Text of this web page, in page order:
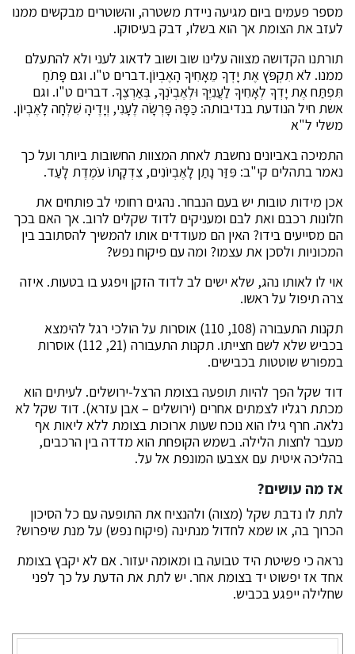
מספר פעמים ביום מגיעה ניידת משטרה, והשוטרים מבקשים ממנו
לעזב את הצומת אך הוא בשלו, דבק בעיסוקו.
תורתנו הקדושה מצווה עלינו שוב ושוב לדאוג לעני ולא להתעלם
ממנו. לֹא תִקְפֹּץ אֶת יָדְךָ מֵאָחִיךָ הָאֶבְיוֹן.דברים ט"ו. וגם פָּתֹחַ
תִּפְתַּח אֶת יָדְךָ לְאָחִיךָ לַעֲנִיֶּךָ וּלְאֶבְיֹנְךָ, בְּאַרְצֶךָ. דברים ט"ו. וגם
אשת חיל הנודעת בנדיבותה: כַּפָּהּ פָּרְשָׂה לֶעָנִי, וְיָדֶיהָ שִׁלְּחָה לָאֶבְיוֹן.
משלי ל"א
התמיכה באביונים נחשבת לאחת המצוות החשובות ביותר ועל כך
נאמר בתהלים קי"ב: פִּזַּר נָתַן לָאֶבְיוֹנִים, צִדְקָתוֹ עֹמֶדֶת לָעַד.
אכן מידות טובות יש בעם הנבחר. נהגים רחומי לב פותחים את
חלונות רכבם ואת לבם ומעניקים לדוד שקלים לרוב. אך האם בכך
הם מסייעים בידו? האין הם מעודדים אותו להמשיך להסתובב בין
המכוניות ולסכן את עצמו? ומה עם פיקוח נפש?
אוי לו לאותו נהג, שלא ישים לב לדוד הזקן ויפגע בו בטעות. איזה
צרה תיפול על ראשו.
תקנות התעבורה (108, 110) אוסרות על הולכי רגל להימצא
בכביש שלא לשם חצייתו. תקנות התעבורה (21, 112) אוסרות
במפורש שוטטות בכבישים.
דוד שקל הפך להיות תופעה בצומת הרצל-ירושלים. לעיתים הוא
מכתת רגליו לצמתים אחרים (ירושלים – אבן עזרא). דוד שקל לא
נלאה. חרף גילו הוא נוכח שעות ארוכות בצומת ללא ליאות אף
מעבר לחצות הלילה. בשמש הקופחת הוא מדדה בין הרכבים,
בהליכה איטית עם אצבעו המונפת אל על.
אז מה עושים?
לתת לו נדבת שקל (מצוה) ולהנציח את התופעה עם כל הסיכון
הכרוך בה, או שמא לחדול מנתינה (פיקוח נפש) על מנת שיפרוש?
נראה כי פשיטת היד טבועה בו ומאומה יעזור. אם לא יקבץ בצומת
אחד אז יפשוט יד בצומת אחר. יש לתת את הדעת על כך לפני
שחלילה ייפגע בכביש.